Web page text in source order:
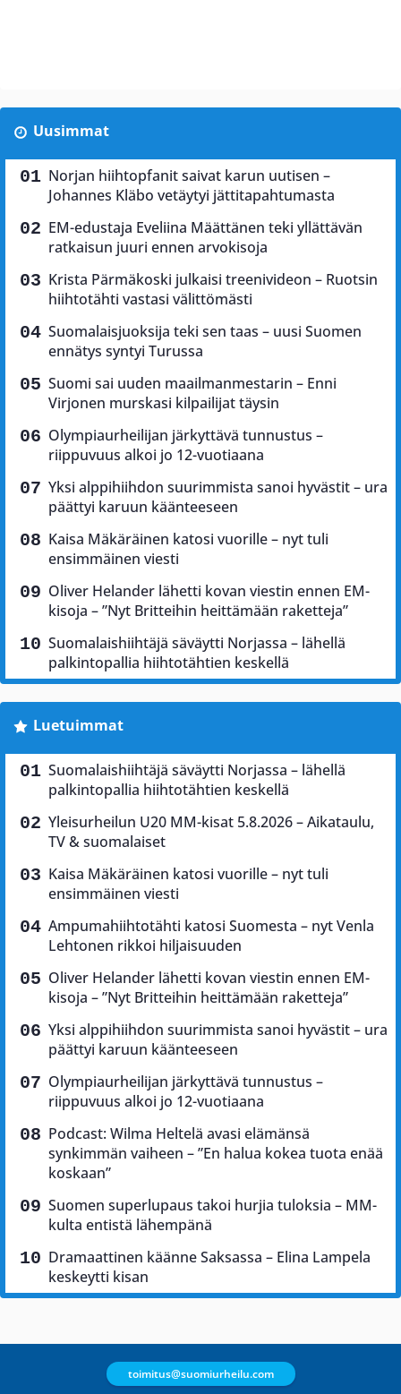
Uusimmat
Norjan hiihtopfanit saivat karun uutisen –
Johannes Kläbo vetäytyi jättitapahtumasta
EM-edustaja Eveliina Määttänen teki yllättävän
ratkaisun juuri ennen arvokisoja
Krista Pärmäkoski julkaisi treenivideon – Ruotsin
hiihtotähti vastasi välittömästi
Suomalaisjuoksija teki sen taas – uusi Suomen
ennätys syntyi Turussa
Suomi sai uuden maailmanmestarin – Enni
Virjonen murskasi kilpailijat täysin
Olympiaurheilijan järkyttävä tunnustus –
riippuvuus alkoi jo 12-vuotiaana
Yksi alppihiihdon suurimmista sanoi hyvästit – ura
päättyi karuun käänteeseen
Kaisa Mäkäräinen katosi vuorille – nyt tuli
ensimmäinen viesti
Oliver Helander lähetti kovan viestin ennen EM-
kisoja – ”Nyt Britteihin heittämään raketteja”
Suomalaishiihtäjä säväytti Norjassa – lähellä
palkintopallia hiihtotähtien keskellä
Luetuimmat
Suomalaishiihtäjä säväytti Norjassa – lähellä
palkintopallia hiihtotähtien keskellä
Yleisurheilun U20 MM-kisat 5.8.2026 – Aikataulu,
TV & suomalaiset
Kaisa Mäkäräinen katosi vuorille – nyt tuli
ensimmäinen viesti
Ampumahiihtotähti katosi Suomesta – nyt Venla
Lehtonen rikkoi hiljaisuuden
Oliver Helander lähetti kovan viestin ennen EM-
kisoja – ”Nyt Britteihin heittämään raketteja”
Yksi alppihiihdon suurimmista sanoi hyvästit – ura
päättyi karuun käänteeseen
Olympiaurheilijan järkyttävä tunnustus –
riippuvuus alkoi jo 12-vuotiaana
Podcast: Wilma Heltelä avasi elämänsä
synkimmän vaiheen – ”En halua kokea tuota enää
koskaan”
Suomen superlupaus takoi hurjia tuloksia – MM-
kulta entistä lähempänä
Dramaattinen käänne Saksassa – Elina Lampela
keskeytti kisan
toimitus@suomiurheilu.com